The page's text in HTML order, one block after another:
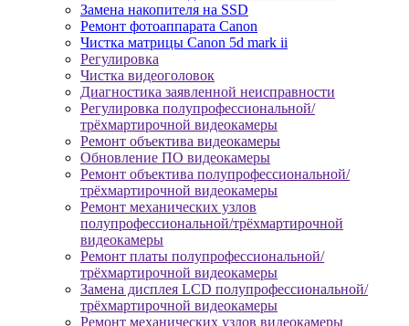
Замена накопителя на SSD
Ремонт фотоаппарата Canon
Чистка матрицы Canon 5d mark ii
Регулировка
Чистка видеоголовок
Диагностика заявленной неисправности
Регулировка полупрофессиональной/
трёхмартирочной видеокамеры
Ремонт объектива видеокамеры
Обновление ПО видеокамеры
Ремонт объектива полупрофессиональной/
трёхмартирочной видеокамеры
Ремонт механических узлов
полупрофессиональной/трёхмартирочной
видеокамеры
Ремонт платы полупрофессиональной/
трёхмартирочной видеокамеры
Замена дисплея LCD полупрофессиональной/
трёхмартирочной видеокамеры
Ремонт механических узлов видеокамеры